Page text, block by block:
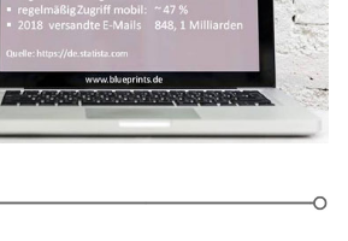
zum Thema
und "besser